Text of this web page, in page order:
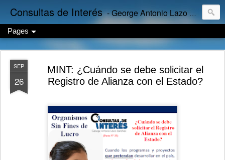
Consultas de Interés - George Antonio Lazo Sánchez
Pages
SEP
26
MINT: ¿Cuándo se debe solicitar el
Registro de Alianza con el Estado?